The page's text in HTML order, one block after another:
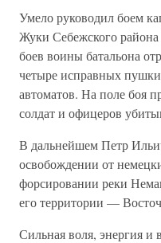
Умело руководил боем
Жуки Себежского района
боев воины батальона
четыре исправных
автоматов. На поле боя
солдат и офицеров
В дальнейшем Петр
освобождении от
форсировании реки
его территории —
Сильная воля, энергия и